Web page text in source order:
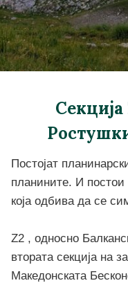
Постојат
планините. И постои
која одбива да се
Z2 , односно
втората секција на
Македонската